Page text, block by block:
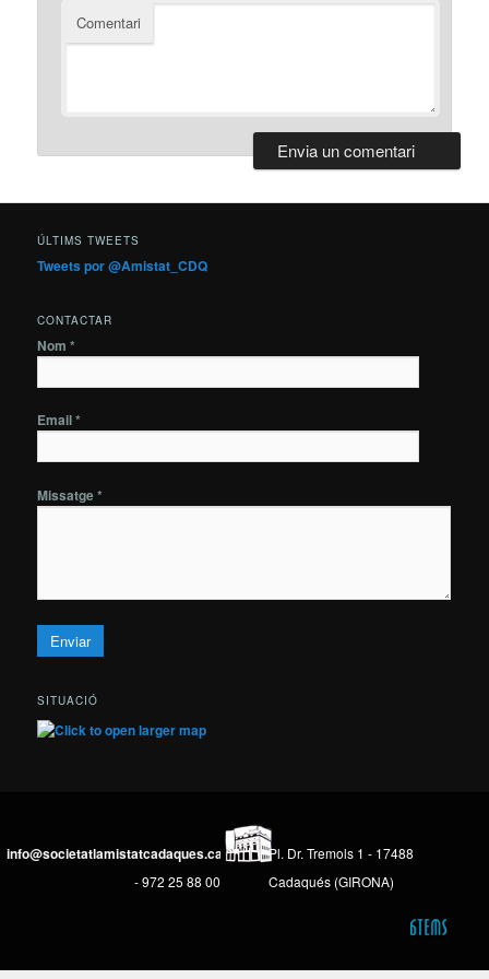
Comentari
ÚLTIMS TWEETS
Tweets por @Amistat_CDQ
CONTACTAR
Nom *
Email *
Missatge *
SITUACIÓ
info@societatlamistatcadaques.cat
- 972 25 88 00
Pl. Dr. Tremols 1 - 17488
Cadaqués (GIRONA)